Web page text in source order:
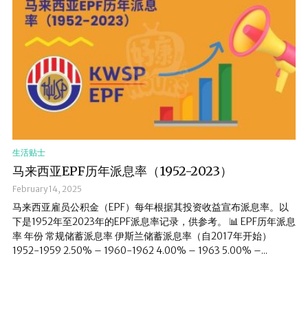
生活贴士
马来西亚EPF历年派息率（1952-2023）
February 14, 2025
马来西亚雇员公积金（EPF）每年根据其投资收益宣布派息率。以
下是1952年至2023年的EPF派息率记录，供参考。 📊 EPF历年派息
率 年份 常规储蓄派息率 伊斯兰储蓄派息率（自2017年开始）
1952-1959 2.50% – 1960-1962 4.00% – 1963 5.00% –...